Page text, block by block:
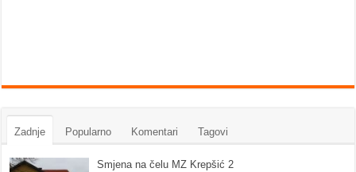
Zadnje Popularno Komentari Tagovi
Smjena na čelu MZ Krepšić 2